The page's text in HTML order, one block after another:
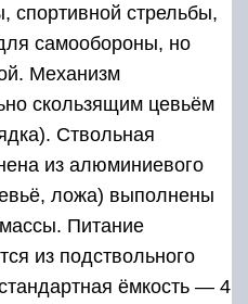
спортивной стрельбы,
самообороны, но
Механизм
скользящим цевьём
Ствольная
из алюминиевого
ложа) выполнены
Питание
из подствольного
ёмкость — 4